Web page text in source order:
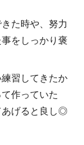
た時や、努力
をしっかり褒
習してきたか
作っていた
あげると良し◎